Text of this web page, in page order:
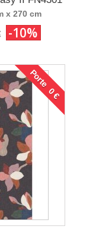
x 270 cm
-10%
Porte 0 €